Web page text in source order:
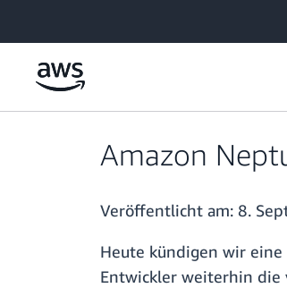
Amazon
Veröffentlicht am: 8.
Heute kündigen wir
Entwickler weiterhin die